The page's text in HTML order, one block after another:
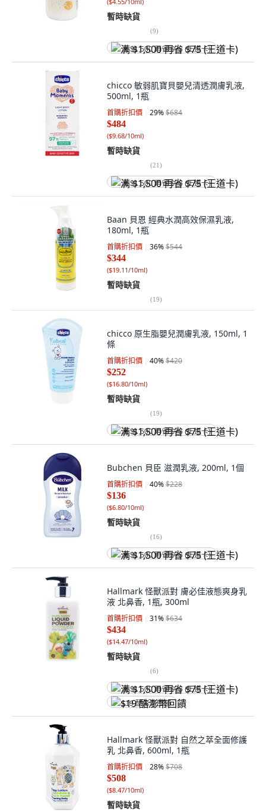
暫時缺貨
(9)
满 $1,500 再省 $75 (王道卡)
chicco 敏弱肌寶貝嬰兒清透潤膚乳液,
500ml, 1瓶
首購折扣價 29%$684
$484
($9.68/10ml)
暫時缺貨
(21)
满 $1,500 再省 $75 (王道卡)
Baan 貝恩 經典水潤高效保濕乳液,
180ml, 1瓶
首購折扣價 36%$544
$344
($19.11/10ml)
暫時缺貨
(19)
chicco 原生脂嬰兒潤膚乳液, 150ml, 1
條
首購折扣價 40%$420
$252
($16.80/10ml)
暫時缺貨
(19)
满 $1,500 再省 $75 (王道卡)
Bubchen 貝臣 滋潤乳液, 200ml, 1個
首購折扣價 40%$228
$136
($6.80/10ml)
暫時缺貨
(16)
满 $1,500 再省 $75 (王道卡)
Hallmark 怪獸派對 膚必佳液態爽身乳
液 北鼻香, 1瓶, 300ml
首購折扣價 31%$634
$434
($14.47/10ml)
暫時缺貨
(6)
满 $1,500 再省 $75 (王道卡)
$19 酷澎幣回饋
Hallmark 怪獸派對 自然之萃全面修護
乳 北鼻香, 600ml, 1瓶
首購折扣價 28%$708
$508
($8.47/10ml)
暫時缺貨